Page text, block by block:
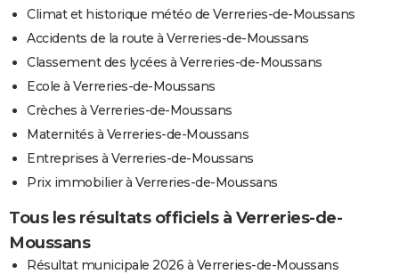
Climat et historique météo de Verreries-de-Moussans
Accidents de la route à Verreries-de-Moussans
Classement des lycées à Verreries-de-Moussans
Ecole à Verreries-de-Moussans
Crèches à Verreries-de-Moussans
Maternités à Verreries-de-Moussans
Entreprises à Verreries-de-Moussans
Prix immobilier à Verreries-de-Moussans
Tous les résultats officiels à Verreries-de-
Moussans
Résultat municipale 2026 à Verreries-de-Moussans